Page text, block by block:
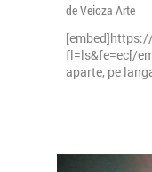
de Veioza Arte
fl=ls&fe=ec[/
aparte, pe